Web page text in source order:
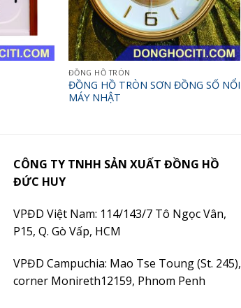
ĐỒNG HỒ TRÒN
ĐỒNG HỒ TRÒN SƠN ĐỒNG SỐ NỔI
MÁY NHẬT
CÔNG TY TNHH SẢN XUẤT ĐỒNG HỒ
ĐỨC HUY
VPĐD Việt Nam: 114/143/7 Tô Ngọc Vân,
P15, Q. Gò Vấp, HCM
VPĐD Campuchia: Mao Tse Toung (St. 245),
corner Monireth12159, Phnom Penh